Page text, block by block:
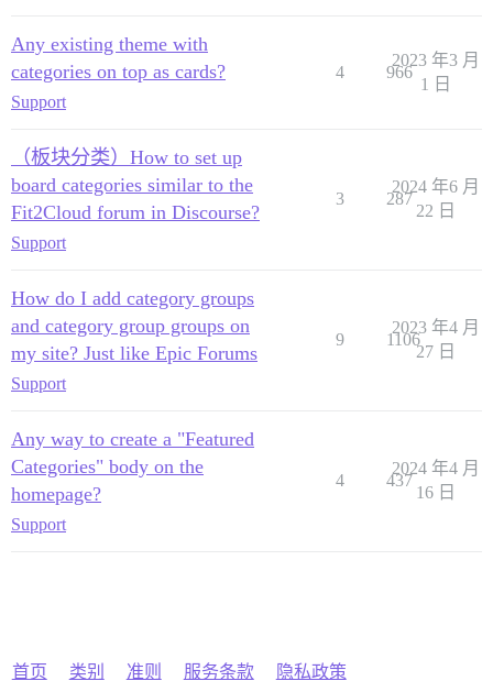
Any existing theme with
categories on top as cards?
Support
4 966
2023 年3 月
1 日
（板块分类）How to set up
board categories similar to the
Fit2Cloud forum in Discourse?
Support
3 287
2024 年6 月
22 日
How do I add category groups
and category group groups on
my site? Just like Epic Forums
Support
9 1106
2023 年4 月
27 日
Any way to create a "Featured
Categories" body on the
homepage?
Support
4 437
2024 年4 月
16 日
首页 类别 准则 服务条款 隐私政策